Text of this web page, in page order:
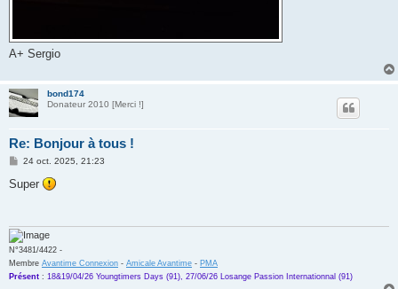
A+ Sergio
bond174
Donateur 2010 [Merci !]
Re: Bonjour à tous !
M
s
s
24 oct. 2025, 21:23
Super
N°3481/4422 -
Membre Avantime Connexion - Amicale Avantime - PMA
Présent : 18&19/04/26 Youngtimers Days (91), 27/06/26 Losange Passion Internationnal (91)